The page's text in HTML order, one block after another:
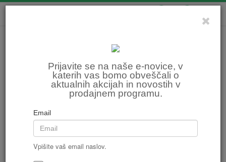
Prijavite se na naše e-novice, v
katerih vas bomo obveščali o
aktualnih akcijah in novostih v
prodajnem programu.
Email
Vpišite vaš email naslov.